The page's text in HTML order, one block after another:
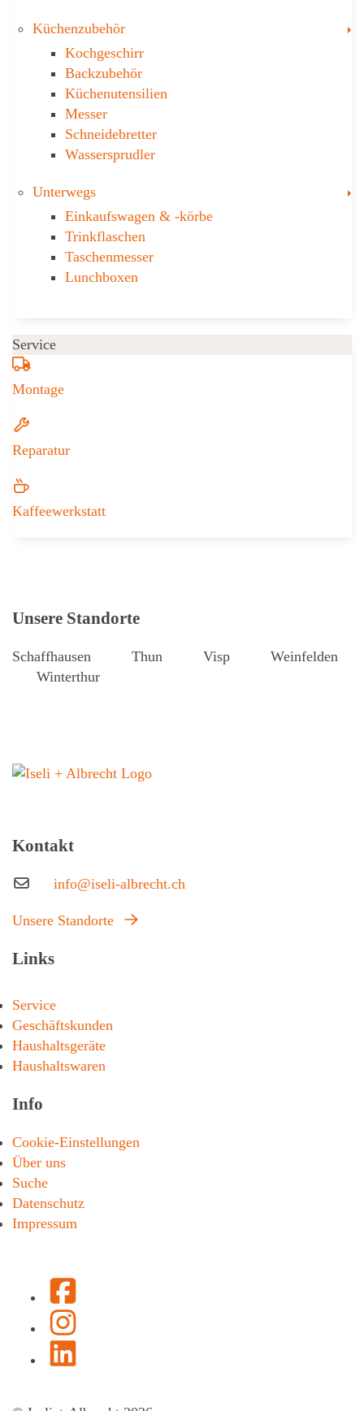
Küchenzubehör
Kochgeschirr
Backzubehör
Küchenutensilien
Messer
Schneidebretter
Wassersprudler
Unterwegs
Einkaufswagen & ­-körbe
Trinkflaschen
Taschen­messer
Lunchboxen
Service
Montage
Reparatur
Kaffeewerkstatt
Unsere Standorte
Schaffhausen Thun Visp
Weinfelden
Winterthur
Kontakt
info@iseli-albrecht.ch
Unsere Standorte
Links
Service
Geschäftskunden
Haushaltsgeräte
Haushaltswaren
Info
Cookie-Einstellungen
Über uns
Suche
Datenschutz
Impressum